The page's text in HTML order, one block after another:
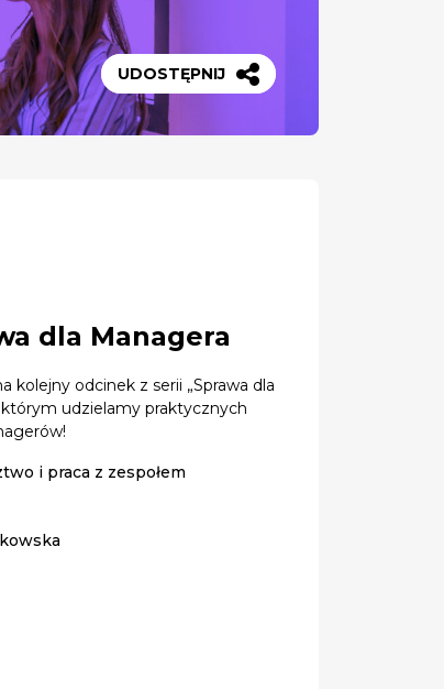
UDOSTĘPNIJ
dla Managera
kolejny odcinek z serii „Sprawa dla
którym udzielamy praktycznych
i praca z zespołem